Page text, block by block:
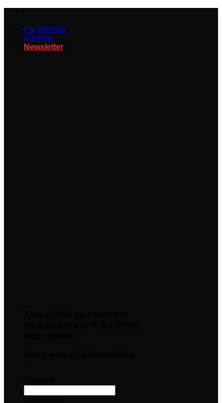
springenFür Händler
Karriere
Newsletter